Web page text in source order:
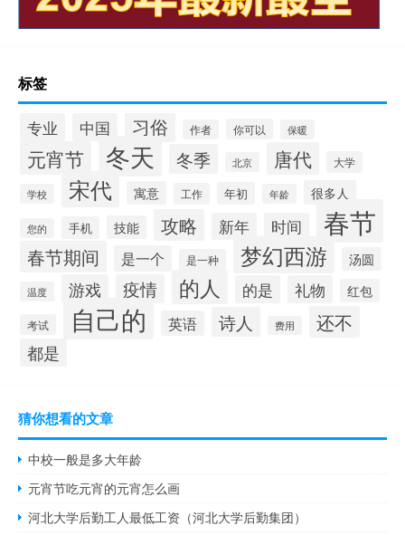
标签
专业 中国 习俗 作者 你可以 保暖
元宵节 冬天 冬季 北京 唐代 大学
学校 宋代 寓意 工作 年初 年龄 很多人
您的 手机 技能 攻略 新年 时间 春节
春节期间 是一个 是一种 梦幻西游 汤圆
温度 游戏 疫情 的人 的是 礼物 红包
考试 自己的 英语 诗人 费用 还不
都是
猜你想看的文章
中校一般是多大年龄
元宵节吃元宵的元宵怎么画
河北大学后勤工人最低工资（河北大学后勤集团）